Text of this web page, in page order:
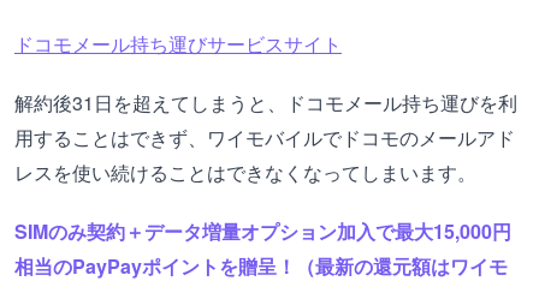
ドコモメール持ち運びサービスサイト
解約後31日を超えてしまうと、ドコモメール持ち運びを利
用することはできず、ワイモバイルでドコモのメールアド
レスを使い続けることはできなくなってしまいます。
SIMのみ契約＋データ増量オプション加入で最大15,000円
相当のPayPayポイントを贈呈！（最新の還元額はワイモ